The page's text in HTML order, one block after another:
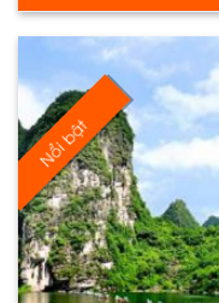
Nổi bật